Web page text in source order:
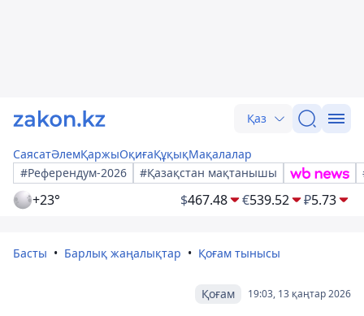
Қаз
СаясатӘлемҚаржыОқиғаҚұқықМақалалар
#Референдум-2026
#Қазақстан мақтанышы
+23° $467.48 €539.52 ₽5.73
Басты Барлық жаңалықтар Қоғам тынысы
19:03, 13 қаңтар 2026
Қоғам